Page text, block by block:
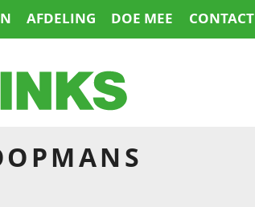
AFDELING DOE MEE CONTACT